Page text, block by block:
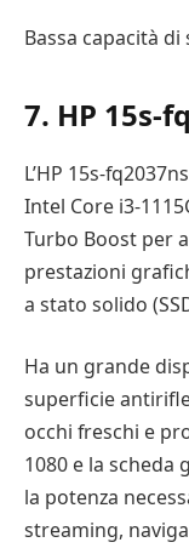
Bassa capacità
7. HP 15s-
L’HP 15s-
Intel Core i3-
Turbo Boost per
prestazioni
a stato solido
Ha un grande
superficie
occhi freschi e
1080 e la
la potenza
streaming,